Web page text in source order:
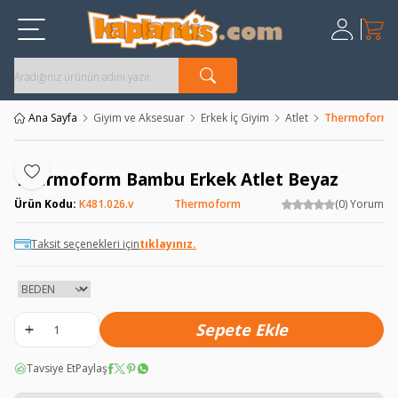
Üye
Kayıt Ol
Sepet
Ana Sayfa Giyim ve Aksesuar Erkek İç Giyim Atlet Thermoform
Favoriye Ekle
Thermoform Bambu Erkek Atlet Beyaz
Ürün Kodu: K481.026.v Thermoform (0) Yorum
Taksit seçenekleri içintıklayınız.
Sepete Ekle
Tavsiye EtPaylaş